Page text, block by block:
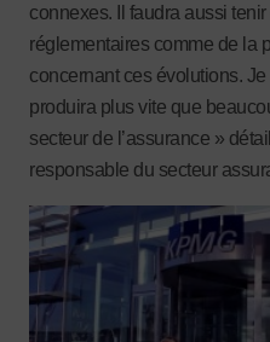
connexes. Il faudra aussi
réglementaires comme de la
concernant ces évolutions.
produira plus vite que
secteur de l’assurance »
responsable du secteur